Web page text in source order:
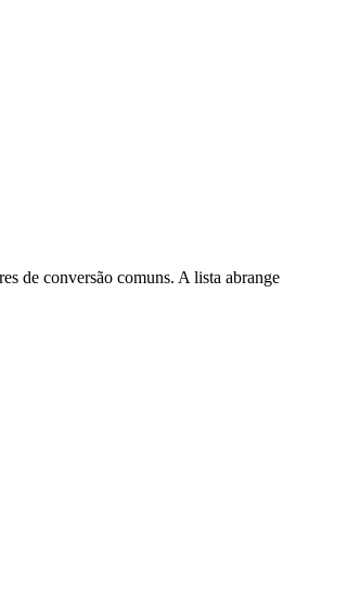
de conversão comuns. A lista abrange